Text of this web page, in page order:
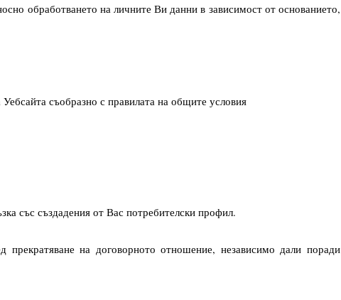
обработването на личните Ви данни в зависимост от основанието,
съобразно с правилата на общите условия
със създадения от Вас потребителски профил.
на договорното отношение, независимо дали поради